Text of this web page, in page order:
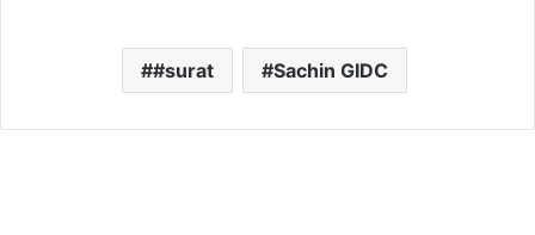
#surat Sachin GIDC